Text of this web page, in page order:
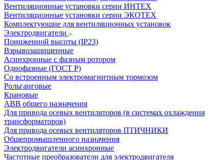
Вентиляционные установки серии ИНТЕХ
Вентиляционные установки серии ЭКОТЕХ
Комплектующие для вентиляционных установок
Электродвигатели
Пониженной высоты (IP23)
Взрывозащищенные
Асинхронные с фазным ротором
Однофазные (ГОСТ Р)
Со встроенным электромагнитным тормозом
Рольганговые
Крановые
АВВ общего назначения
Для привода осевых вентиляторов (в системах охлаждения
трансформаторов)
Для привода осевых вентиляторов ПТИЧНИКИ
Общепромышленного назначения
Электродвигатели асинхронные
Частотные преобразователи для электродвигателя